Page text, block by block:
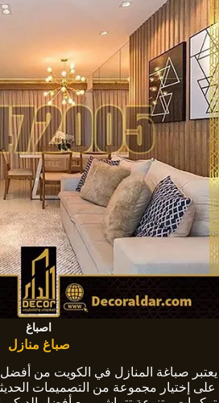
اصباغ
صباغ منازل
يعتبر صباغة المنازل في الكويت من
على إختيار مجموعة من التصميمات